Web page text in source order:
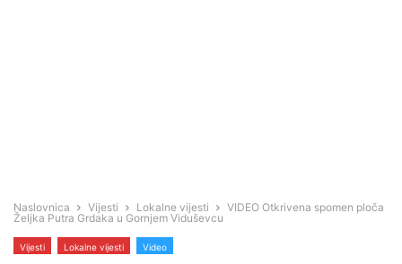
Naslovnica Vijesti Lokalne vijesti
VIDEO Otkrivena spomen ploča
Željka Putra Grdaka u Gornjem Viduševcu
Vijesti Lokalne vijesti Video